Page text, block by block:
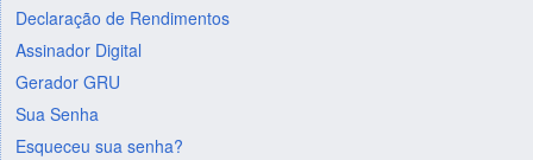
Declaração de Rendimentos
Assinador Digital
Gerador GRU
Sua Senha
Esqueceu sua senha?